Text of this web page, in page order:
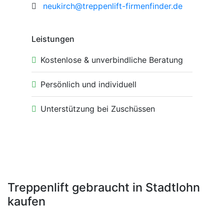
neukirch@treppenlift-firmenfinder.de
Leistungen
Kostenlose & unverbindliche Beratung
Persönlich und individuell
Unterstützung bei Zuschüssen
Treppenlift gebraucht in Stadtlohn
kaufen